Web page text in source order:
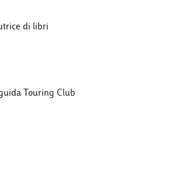
di libri
Touring Club